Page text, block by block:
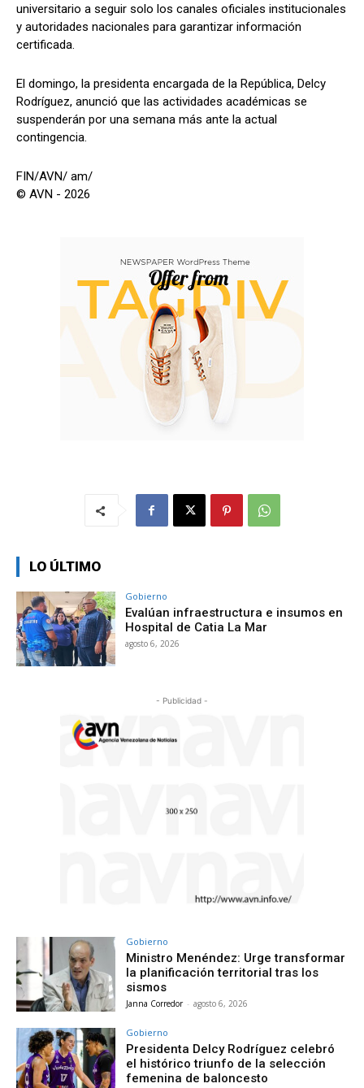
universitario a seguir solo los canales oficiales institucionales
y autoridades nacionales para garantizar información
certificada.
El domingo, la presidenta encargada de la República, Delcy
Rodríguez, anunció que las actividades académicas se
suspenderán por una semana más ante la actual
contingencia.
FIN/AVN/ am/
© AVN - 2026
LO ÚLTIMO
Gobierno
Evalúan infraestructura e insumos en
Hospital de Catia La Mar
agosto 6, 2026
- Publicidad -
Gobierno
Ministro Menéndez: Urge transformar
la planificación territorial tras los
sismos
Janna Corredor - agosto 6, 2026
Gobierno
Presidenta Delcy Rodríguez celebró
el histórico triunfo de la selección
femenina de baloncesto